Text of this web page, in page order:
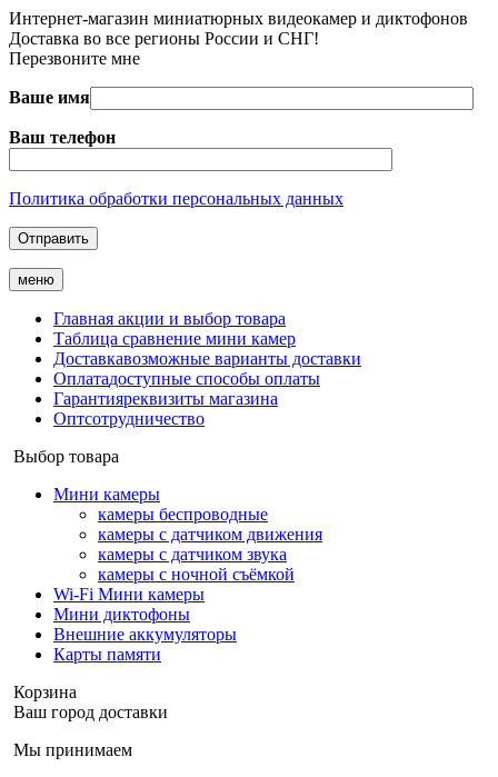
Интернет-магазин миниатюрных видеокамер и диктофонов
Доставка во все регионы России и СНГ!
Перезвоните мне
Ваше имя
Ваш телефон
Политика обработки персональных данных
меню
Главная акции и выбор товара
Таблица сравнение мини камер
Доставкавозможные варианты доставки
Оплатадоступные способы оплаты
Гарантияреквизиты магазина
Оптсотрудничество
Выбор товара
Мини камеры
камеры беспроводные
камеры с датчиком движения
камеры с датчиком звука
камеры с ночной съёмкой
Wi-Fi Мини камеры
Мини диктофоны
Внешние аккумуляторы
Карты памяти
Корзина
Ваш город доставки
Мы принимаем